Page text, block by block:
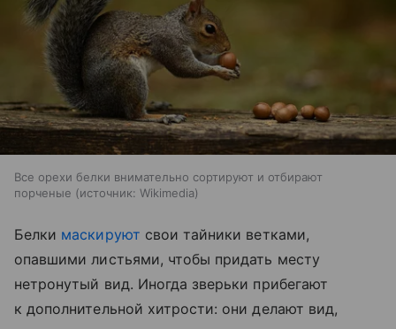
Все орехи белки внимательно сортируют и отбирают
порченые
источник: Wikimedia
Белки маскируют свои тайники ветками,
опавшими листьями, чтобы придать месту
нетронутый вид. Иногда зверьки прибегают
к дополнительной хитрости: они делают вид,